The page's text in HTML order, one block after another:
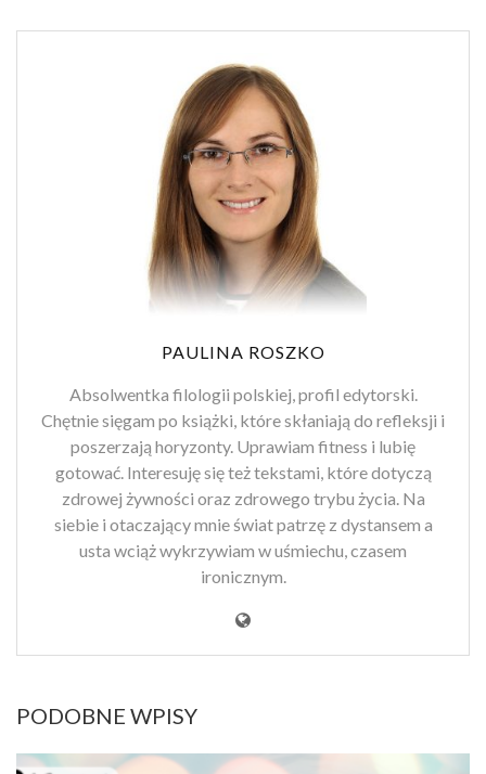
PAULINA ROSZKO
Absolwentka filologii polskiej, profil edytorski.
Chętnie sięgam po książki, które skłaniają do refleksji i
poszerzają horyzonty. Uprawiam fitness i lubię
gotować. Interesuję się też tekstami, które dotyczą
zdrowej żywności oraz zdrowego trybu życia. Na
siebie i otaczający mnie świat patrzę z dystansem a
usta wciąż wykrzywiam w uśmiechu, czasem
ironicznym.
PODOBNE WPISY